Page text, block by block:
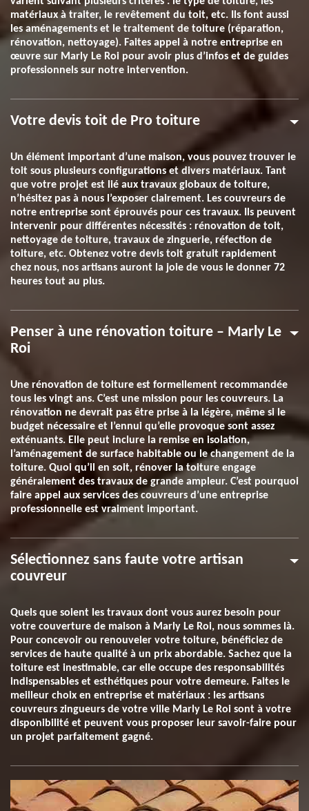
matériaux à traiter, le revêtement du toit, etc. Ils font aussi
les aménagements et le traitement de toiture (réparation,
rénovation, nettoyage). Faites appel à notre entreprise en
œuvre sur Marly Le Roi pour avoir plus d’infos et de guides
professionnels sur notre intervention.
Votre devis toit de Pro toiture
Un élément important d’une maison, vous pouvez trouver le
toit sous plusieurs configurations et divers matériaux. Tant
que votre projet est lié aux travaux globaux de toiture,
n’hésitez pas à nous l’exposer clairement. Les couvreurs de
notre entreprise sont éprouvés pour ces travaux. Ils peuvent
intervenir pour différentes nécessités : rénovation de toit,
nettoyage de toiture, travaux de zinguerie, réfection de
toiture, etc. Obtenez votre devis toit gratuit rapidement
chez nous, nos artisans auront la joie de vous le donner 72
heures tout au plus.
Penser à une rénovation toiture – Marly Le
Roi
Une rénovation de toiture est formellement recommandée
tous les vingt ans. C’est une mission pour les couvreurs. La
rénovation ne devrait pas être prise à la légère, même si le
budget nécessaire et l’ennui qu’elle provoque sont assez
exténuants. Elle peut inclure la remise en isolation,
l’aménagement de surface habitable ou le changement de la
toiture. Quoi qu’il en soit, rénover la toiture engage
généralement des travaux de grande ampleur. C’est pourquoi
faire appel aux services des couvreurs d’une entreprise
professionnelle est vraiment important.
Sélectionnez sans faute votre artisan
couvreur
Quels que soient les travaux dont vous aurez besoin pour
votre couverture de maison à Marly Le Roi, nous sommes là.
Pour concevoir ou renouveler votre toiture, bénéficiez de
services de haute qualité à un prix abordable. Sachez que la
toiture est inestimable, car elle occupe des responsabilités
indispensables et esthétiques pour votre demeure. Faites le
meilleur choix en entreprise et matériaux : les artisans
couvreurs zingueurs de votre ville Marly Le Roi sont à votre
disponibilité et peuvent vous proposer leur savoir-faire pour
un projet parfaitement gagné.